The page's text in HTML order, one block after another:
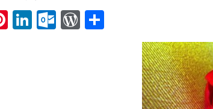
Pinterest
LinkedIn
Outlook.com
WordPress